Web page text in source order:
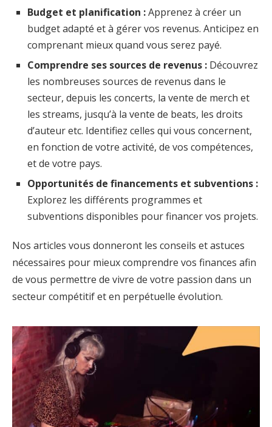
Budget et planification :Apprenez à créer un
budget adapté et à gérer vos revenus. Anticipez en
comprenant mieux quand vous serez payé.
Comprendre ses sources de revenus : Découvrez
les nombreuses sources de revenus dans le
secteur, depuis les concerts, la vente de merch et
les streams, jusqu’à la vente de beats, les droits
d’auteur etc. Identifiez celles qui vous concernent,
en fonction de votre activité, de vos compétences,
et de votre pays.
Opportunités de financements et subventions :
Explorez les différents programmes et
subventions disponibles pour financer vos projets.
Nos articles vous donneront les conseils et astuces
nécessaires pour mieux comprendre vos finances afin
de vous permettre de vivre de votre passion dans un
secteur compétitif et en perpétuelle évolution.